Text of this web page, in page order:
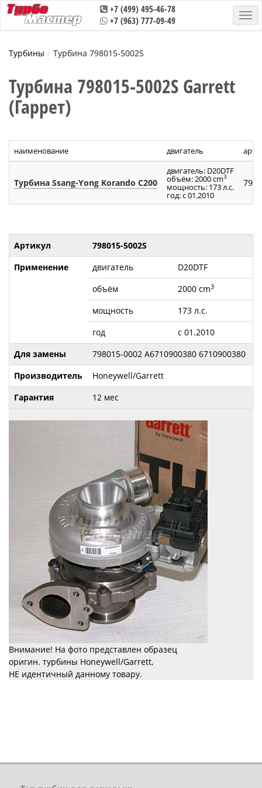
+7 (499) 495-46-78
+7 (963) 777-09-49
Турбины Турбина 798015-5002S
Турбина 798015-5002S Garrett
(Гаррет)
наименование двигатель
Турбина Ssang-Yong Korando C200
двигатель: D20DTF
объём: 2000 cm3
мощность: 173 л.с.
год: с 01.2010
Артикул
798015-5002S
Применение
двигатель
D20DTF
объём
2000 cm3
мощность
173 л.с.
год
с 01.2010
Для замены
798015-0002 A6710900380 6710900380
Производитель
Honeywell/Garrett
Гарантия
12 мес
Внимание! На фото представлен образец
оригин. турбины Honeywell/Garrett,
НЕ идентичный данному товару.